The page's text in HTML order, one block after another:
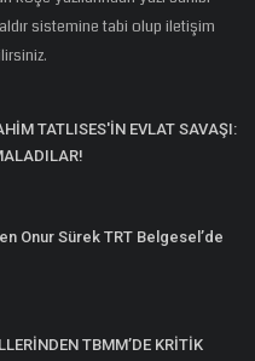
sistemine tabi olup iletişim
TATLISES'İN EVLAT SAVAŞI:
Onur Sürek TRT Belgesel’de
TBMM’DE KRİTİK